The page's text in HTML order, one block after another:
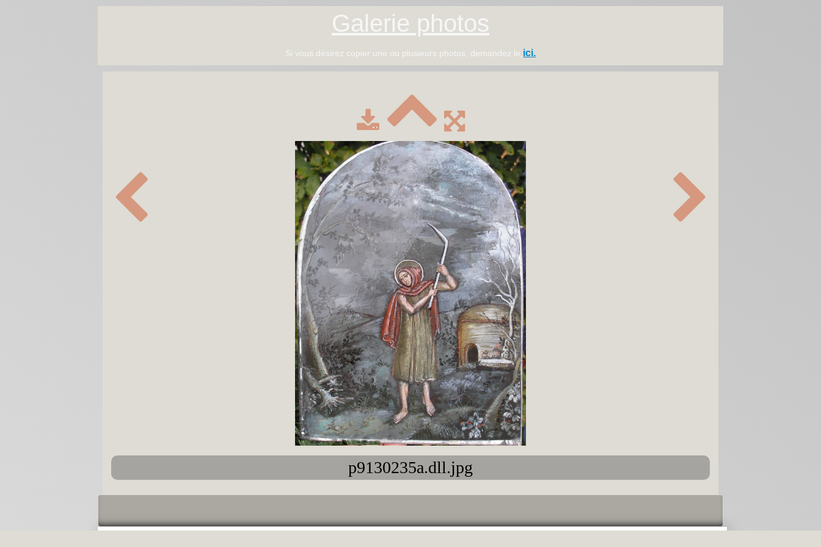
Galerie photos
Si vous désirez copier une ou plusieurs photos, demandez le ici.
p9130235a.dll.jpg